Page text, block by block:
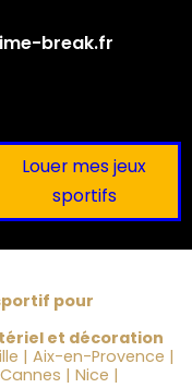
break.fr
Louer mes jeux
sportifs
pour
et décoration
| Aix-en-Provence |
| Nice |